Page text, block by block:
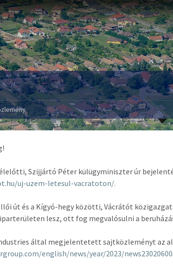
Szijjártó Péter külügyminiszter úr
uj-uzem-letesul-vacratoton/.
út és a Kígyó-hegy közötti, Vácrátót
lesz, ott fog megvalósulni a
által megjelentetett sajtközleményt az
english/news/year/2023/